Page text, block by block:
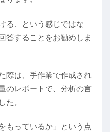
る、という感じではな
答することをお勧めしま
際は、手作業で作成され
のレポートで、分析の言
た。
もっているか」という点